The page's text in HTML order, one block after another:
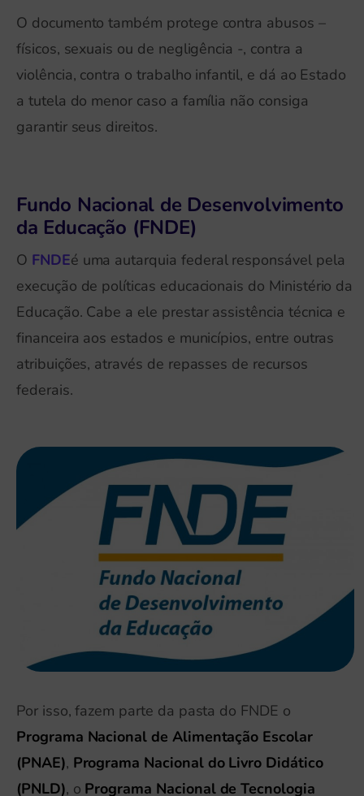
O documento também protege contra abusos –
físicos, sexuais ou de negligência -, contra a
violência, contra o trabalho infantil, e dá ao Estado
a tutela do menor caso a família não consiga
garantir seus direitos.
Fundo Nacional de Desenvolvimento
da Educação (FNDE)
O FNDEé uma autarquia federal responsável pela
execução de políticas educacionais do Ministério da
Educação. Cabe a ele prestar assistência técnica e
financeira aos estados e municípios, entre outras
atribuições, através de repasses de recursos
federais.
Por isso, fazem parte da pasta do FNDE o
Programa Nacional de Alimentação Escolar
(PNAE), Programa Nacional do Livro Didático
(PNLD), o Programa Nacional de Tecnologia